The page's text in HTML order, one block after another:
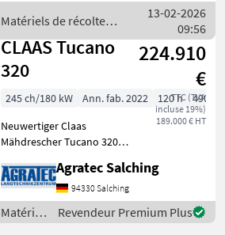
2009, S/N 71916679.
Matériels de récolte
agricole / Claas
13-02-2026
09:56
CLAAS Tucano
320
224.910
€
TTC (TVA
incluse 19%)
189.000 € HT
245 ch/180 kW Ann. fab. 2022 120 h
490
Neuwertiger Claas
Mähdrescher Tucano 320
2023 3D
Siebkastenhangausgleich
Elektrische Verstellung
Ober und Untersieb Cebis
Agratec Salching
94330 Salching
Matériels
de
Revendeur Premium Plus